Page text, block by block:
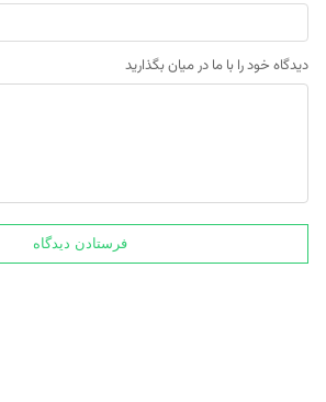
دیدگاه خود را با ما در میان بگذارید